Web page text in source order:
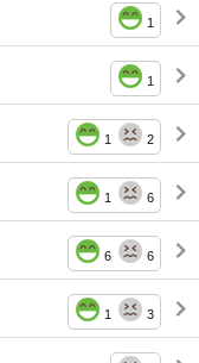
1
1
1 2
1 6
6 6
1 3